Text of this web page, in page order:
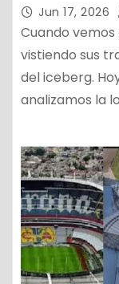
Jun 17, 2026
Cuando
vistiendo sus
del iceberg.
analizamos la